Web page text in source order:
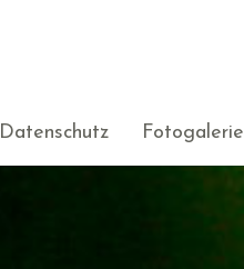
Datenschutz Fotogalerie